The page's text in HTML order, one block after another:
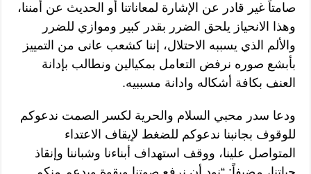
صامتاً غير قادر عن الإشارة لمعاناتنا أو الحديث عن أمننا،
وهذا الانحياز يلحق الضرر بقدر كبير وموازي للضرر
والألم الذي يسببه الاحتلال، إننا كشعب عانى من التمييز
بأبشع صوره نرفض التعامل بمكيالين ونطالب بإدانة
العنف بكافة أشكاله وادانة مسببيه.
ودعا سدر محبي السلام والحرية لكسر الصمت ندعوكم
للوقوف بجانبنا ندعوكم للضغط لإيقاف الاعتداء
المتواصل علينا، ووقف استهداف أبناءنا وشباننا وإنقاذ